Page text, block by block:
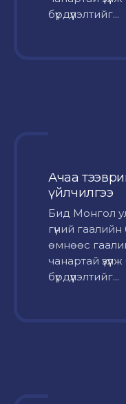
бүрдүүлэлтийг...
Ачаа
үйлчилгээ
Бид Монгол
гүний
өмнөөс
чанартай
бүрдүүлэлтийг...